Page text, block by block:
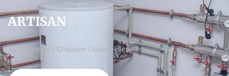
ARTISAN
chaudière gaz Chappee Colombelles